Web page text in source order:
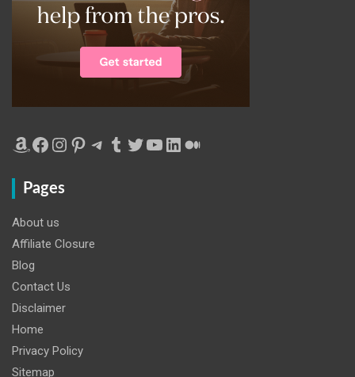
Amazon
Facebook
Instagram
Pinterest
Telegram
Tumblr
Twitter
YouTube
LinkedIn
Medium
Pages
About us
Affiliate Closure
Blog
Contact Us
Disclaimer
Home
Privacy Policy
Sitemap